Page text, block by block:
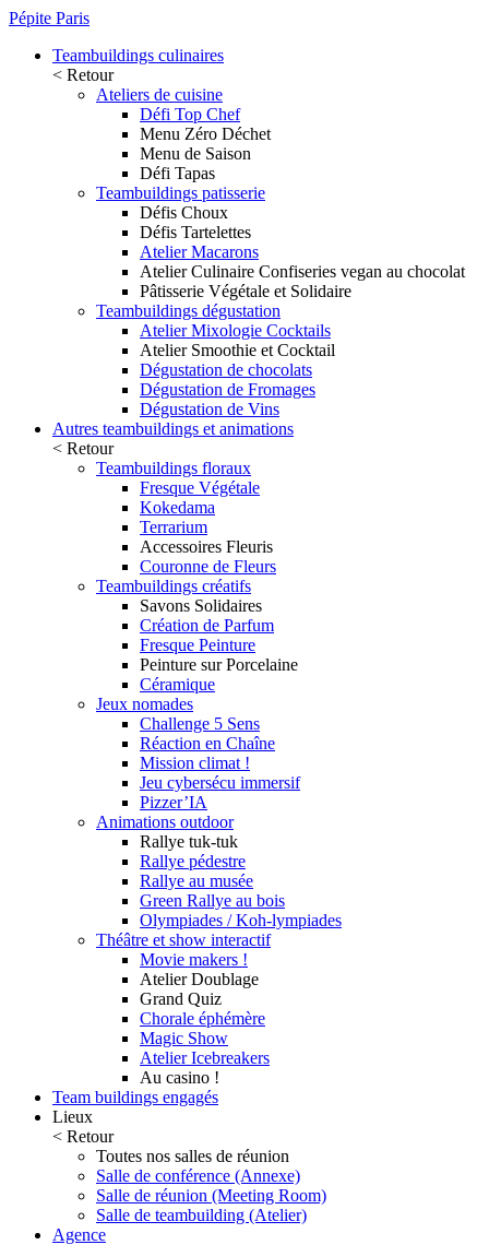
Pépite Paris
Teambuildings culinaires
< Retour
Ateliers de cuisine
Défi Top Chef
Menu Zéro Déchet
Menu de Saison
Défi Tapas
Teambuildings patisserie
Défis Choux
Défis Tartelettes
Atelier Macarons
Atelier Culinaire Confiseries vegan au chocolat
Pâtisserie Végétale et Solidaire
Teambuildings dégustation
Atelier Mixologie Cocktails
Atelier Smoothie et Cocktail
Dégustation de chocolats
Dégustation de Fromages
Dégustation de Vins
Autres teambuildings et animations
< Retour
Teambuildings floraux
Fresque Végétale
Kokedama
Terrarium
Accessoires Fleuris
Couronne de Fleurs
Teambuildings créatifs
Savons Solidaires
Création de Parfum
Fresque Peinture
Peinture sur Porcelaine
Céramique
Jeux nomades
Challenge 5 Sens
Réaction en Chaîne
Mission climat !
Jeu cybersécu immersif
Pizzer’IA
Animations outdoor
Rallye tuk-tuk
Rallye pédestre
Rallye au musée
Green Rallye au bois
Olympiades / Koh-lympiades
Théâtre et show interactif
Movie makers !
Atelier Doublage
Grand Quiz
Chorale éphémère
Magic Show
Atelier Icebreakers
Au casino !
Team buildings engagés
Lieux
< Retour
Toutes nos salles de réunion
Salle de conférence (Annexe)
Salle de réunion (Meeting Room)
Salle de teambuilding (Atelier)
Agence